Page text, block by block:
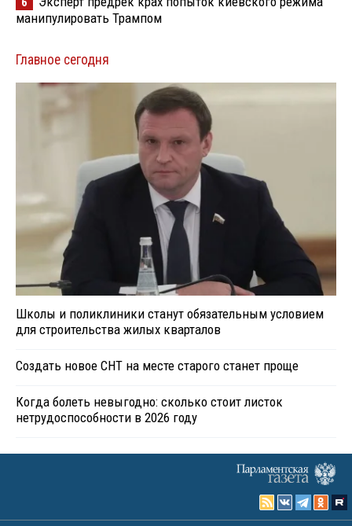
манипулировать Трампом
Главное сегодня
Школы и поликлиники станут обязательным условием
для строительства жилых кварталов
Создать новое СНТ на месте старого станет проще
Когда болеть невыгодно: сколько стоит листок
нетрудоспособности в 2026 году